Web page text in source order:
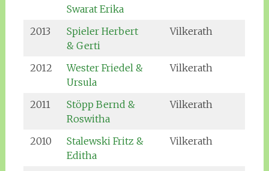
Swarat Erika
2013
Spieler Herbert
& Gerti
Vilkerath
2012
Wester Friedel &
Ursula
Vilkerath
2011
Stöpp Bernd &
Roswitha
Vilkerath
2010
Stalewski Fritz &
Editha
Vilkerath